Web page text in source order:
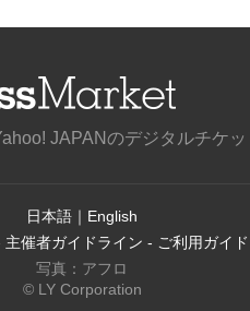
JAPANのデジタルチケッ
日本語 ｜ English
主催者ガイドライン - ご利用ガイド
写真：アフロ
© LY Corporation